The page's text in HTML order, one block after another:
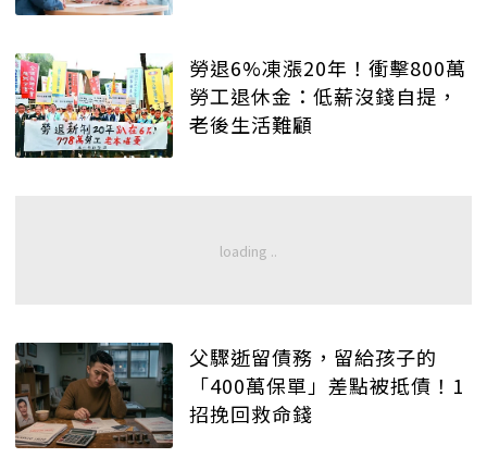
勞退6%凍漲20年！衝擊800萬
勞工退休金：低薪沒錢自提，
老後生活難顧
父驟逝留債務，留給孩子的
「400萬保單」差點被抵債！1
招挽回救命錢